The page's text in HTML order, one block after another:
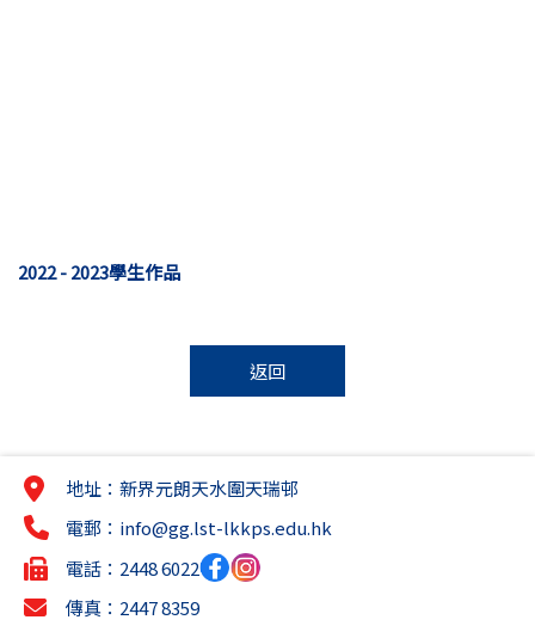
2022 - 2023學生作品
返回
地址：新界元朗天水圍天瑞邨
電郵： info@gg.lst-lkkps.edu.hk
電話：2448 6022
傳真：2447 8359